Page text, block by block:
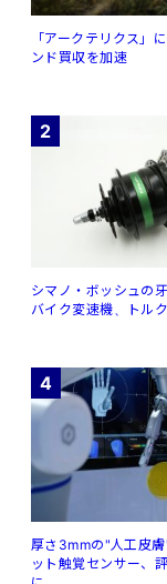
「アークテリクス
ンド買収を加速
2
シマノ・ボッシュの
バイク変速機、トル
4
厚さ3mmの"人工皮
ット触覚センサー、